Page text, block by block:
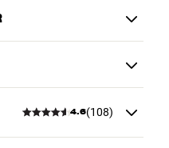
4.6(108)